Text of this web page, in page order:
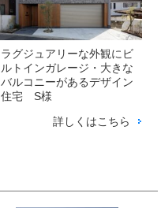
ラグジュアリーな外観にビ
ルトインガレージ・大きな
バルコニーがあるデザイン
住宅 S様
詳しくはこちら